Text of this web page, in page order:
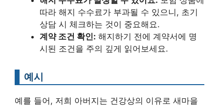
따라 해지 수수료가 부과될 수 있으니, 초기
상담 시 체크하는 것이 중요해요.
계약 조건 확인: 해지하기 전에 계약서에 명
시된 조건을 주의 깊게 읽어보세요.
예시
예를 들어, 저희 아버지는 건강상의 이유로 새마을